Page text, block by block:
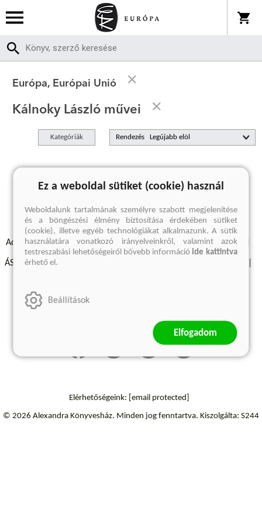
Európa, Európai Unió
Kálnoky László művei
Kategóriák Rendezés
A keresett kifejezésre nincs találat
Adatvédelmi szabályzatok Elállási felmondási nyilatkozat
ÁSZF - Vásárlási feltételek
Szállítási információk
Elérhetőségeink: [email protected]
© 2026 Alexandra Könyvesház. Minden jog fenntartva. Kiszolgálta: S244
Ez a weboldal sütiket (cookie) használ
Weboldalunk tartalmának személyre szabott megjelenítése
és a böngészési élmény biztosítása érdekében sütiket
(cookie), illetve egyéb technológiákat alkalmazunk. A sütik
használatára vonatkozó irányelveinkről, valamint azok
testreszabási lehetőségeiről bővebb információide kattintva
érhető el.
Beállítások
Elfogadom